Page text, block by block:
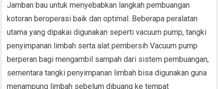
Jamban bau untuk menyebabkan langkah pembuangan
kotoran beroperasi baik dan optimal. Beberapa peralatan
utama yang dipakai digunakan seperti vacuum pump, tangki
penyimpanan limbah serta alat pembersih Vacuum pump
berperan bagi mengambil sampah dari sistem pembuangan,
sementara tangki penyimpanan limbah bisa digunakan guna
menampung limbah sebelum dibuang ke tempat